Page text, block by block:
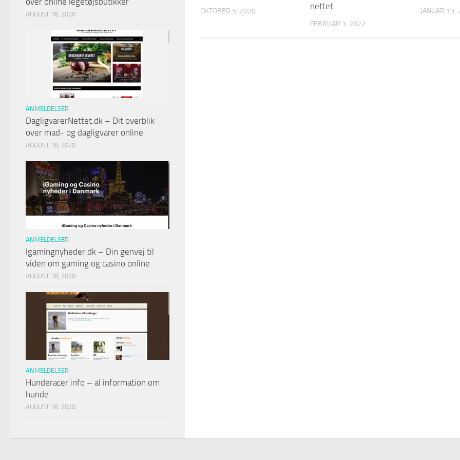
OKTOBER 5, 2020 nettet
FEBRUAR 3, 2022
JANUAR 19,
AUGUST 18, 2020
ANMELDELSER
DagligvarerNettet.dk – Dit overblik
over mad- og dagligvarer online
AUGUST 18, 2020
ANMELDELSER
Igamingnyheder.dk – Din genvej til
viden om gaming og casino online
AUGUST 18, 2020
ANMELDELSER
Hunderacer.info – al information om
hunde
AUGUST 18, 2020